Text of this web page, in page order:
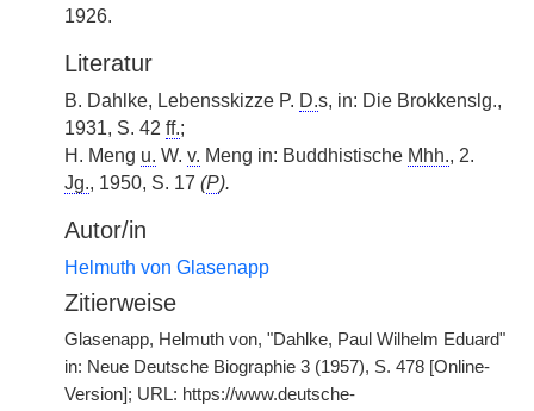
1926.
Literatur
B. Dahlke, Lebensskizze P. D.s, in: Die Brokkenslg.,
1931, S. 42 ff.;
H. Meng u. W. v. Meng in: Buddhistische Mhh., 2.
Jg., 1950, S. 17 (P).
Autor/in
Helmuth von Glasenapp
Zitierweise
Glasenapp, Helmuth von, "Dahlke, Paul Wilhelm Eduard"
in: Neue Deutsche Biographie 3 (1957), S. 478 [Online-
Version]; URL: https://www.deutsche-